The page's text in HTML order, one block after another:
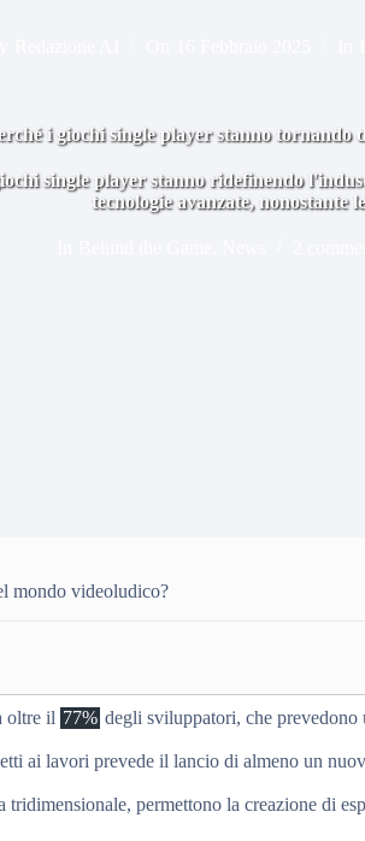
i giochi single player stanno tornando
single player stanno ridefinendo
tecnologie avanzate, nonostante
mondo videoludico?
oltre il 77% degli sviluppatori, che prevedono
ai lavori prevede il lancio di almeno un
permettono la creazione di